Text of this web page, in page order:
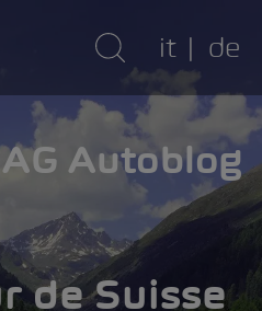
it de
de Suisse